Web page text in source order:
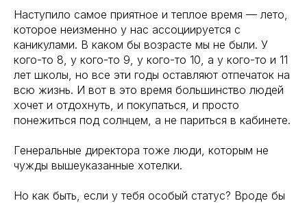
Наступило самое приятное и теплое время — лето,
которое неизменно у нас ассоциируется с
каникулами. В каком бы возрасте мы не были. У
кого-то 8, у кого-то 9, у кого-то 10, а у кого-то и 11
лет школы, но все эти годы оставляют отпечаток на
всю жизнь. И вот в это время большинство людей
хочет и отдохнуть, и покупаться, и просто
понежиться под солнцем, а не париться в кабинете.
Генеральные директора тоже люди, которым не
чужды вышеуказанные хотелки.
Но как быть, если у тебя особый статус? Вроде бы